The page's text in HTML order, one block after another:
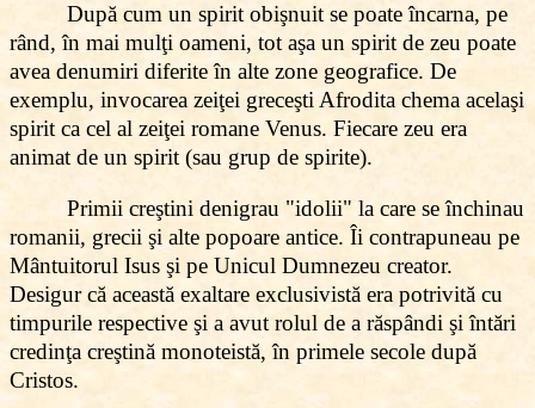
După cum un spirit obişnuit se poate încarna, pe
rând, în mai mulţi oameni, tot aşa un spirit de zeu poate
avea denumiri diferite în alte zone geografice. De
exemplu, invocarea zeiţei greceşti Afrodita chema acelaşi
spirit ca cel al zeiţei romane Venus. Fiecare zeu era
animat de un spirit (sau grup de spirite).
Primii creştini denigrau "idolii" la care se închinau
romanii, grecii şi alte popoare antice. Îi contrapuneau pe
Mântuitorul Isus şi pe Unicul Dumnezeu creator.
Desigur că această exaltare exclusivistă era potrivită cu
timpurile respective şi a avut rolul de a răspândi şi întări
credinţa creştină monoteistă, în primele secole după
Cristos.